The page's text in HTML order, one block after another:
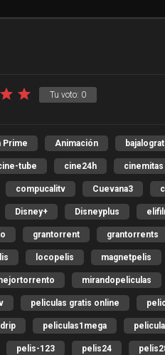
Tu voto: 0
Prime Animación
tube cine24h cinemitas
compucalitv Cuevana3
Disney+ Disneyplus
grantorrent grantorrents
locopelis magnetpelis
mirandopeliculas
peliculas gratis online
peliculas1mega
pelis-123 pelis24